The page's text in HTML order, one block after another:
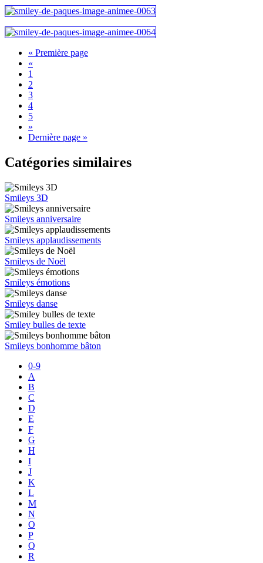
« Première page
«
1
2
3
4
5
»
Dernière page »
Catégories similaires
Smileys 3D
Smileys anniversaire
Smileys applaudissements
Smileys de Noël
Smileys émotions
Smileys danse
Smiley bulles de texte
Smileys bonhomme bâton
0-9
A
B
C
D
E
F
G
H
I
J
K
L
M
N
O
P
Q
R